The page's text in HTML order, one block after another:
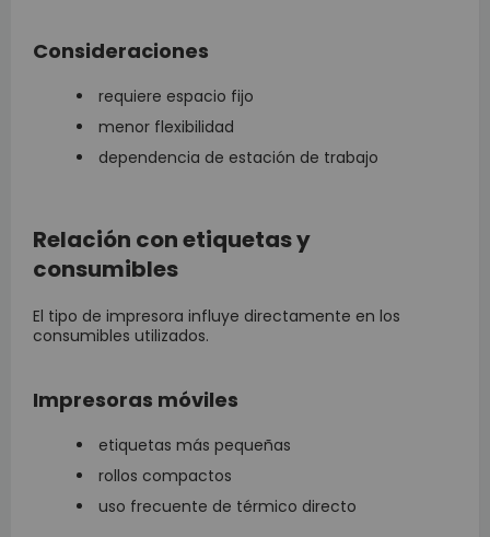
Consideraciones
requiere espacio fijo
menor flexibilidad
dependencia de estación de trabajo
Relación con etiquetas y
consumibles
El tipo de impresora influye directamente en los
consumibles utilizados.
Impresoras móviles
etiquetas más pequeñas
rollos compactos
uso frecuente de térmico directo